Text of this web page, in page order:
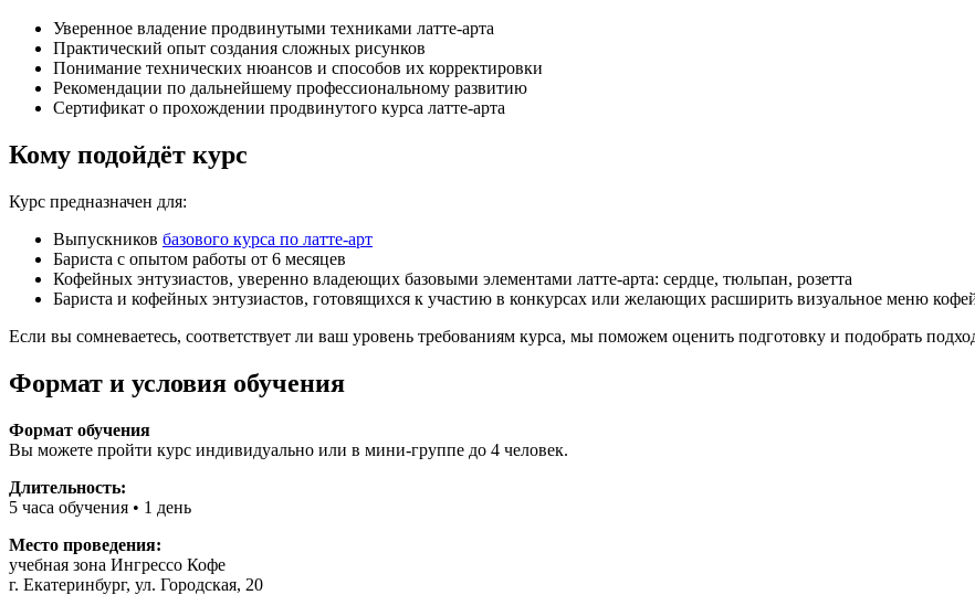
Уверенное владение продвинутыми техниками латте-арта
Практический опыт создания сложных рисунков
Понимание технических нюансов и способов их корректировки
Рекомендации по дальнейшему профессиональному развитию
Сертификат о прохождении продвинутого курса латте-арта
Кому подойдёт курс
Курс предназначен для:
Выпускников базового курса по латте-арт
Бариста с опытом работы от 6 месяцев
Кофейных энтузиастов, уверенно владеющих базовыми элементами латте-арта: сердце, тюльпан, розетта
Бариста и кофейных энтузиастов, готовящихся к участию в конкурсах или желающих расширить визуальное меню
Если вы сомневаетесь, соответствует ли ваш уровень требованиям курса, мы поможем оценить подготовку и подобрать
Формат и условия обучения
Формат обучения
Вы можете пройти курс индивидуально или в мини-группе до 4 человек.
Длительность:
5 часа обучения • 1 день
Место проведения:
учебная зона Ингрессо Кофе
г. Екатеринбург, ул. Городская, 20